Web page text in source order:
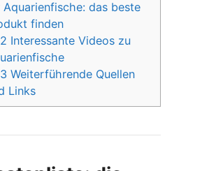
Aquarienfische: das beste
finden
Interessante Videos zu
Weiterführende Quellen
Links